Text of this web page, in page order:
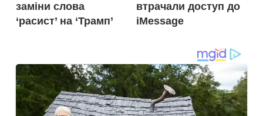
заміни слова
‘расист’ на ‘Трамп’
втрачали доступ до
iMessage